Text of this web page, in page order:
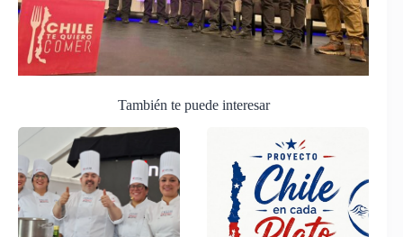
También te puede interesar